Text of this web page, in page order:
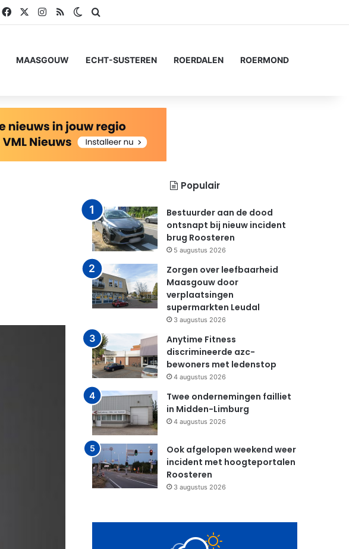
FacebookInstagram
RSS Switch skin
MAASGOUW ECHT-SUSTEREN ROERDALEN ROERMOND
Populair
Bestuurder aan de dood
ontsnapt bij nieuw incident
brug Roosteren
5 augustus 2026
Zorgen over leefbaarheid
Maasgouw door
verplaatsingen
supermarkten Leudal
3 augustus 2026
Anytime Fitness
discrimineerde azc-
bewoners met ledenstop
4 augustus 2026
Twee ondernemingen failliet
in Midden-Limburg
4 augustus 2026
Ook afgelopen weekend weer
incident met hoogteportalen
Roosteren
3 augustus 2026